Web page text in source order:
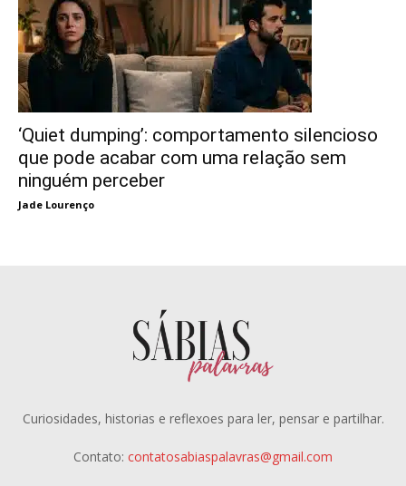
‘Quiet dumping’: comportamento silencioso
que pode acabar com uma relação sem
ninguém perceber
Jade Lourenço
Curiosidades, historias e reflexoes para ler, pensar e partilhar.
Contato: contatosabiaspalavras@gmail.com